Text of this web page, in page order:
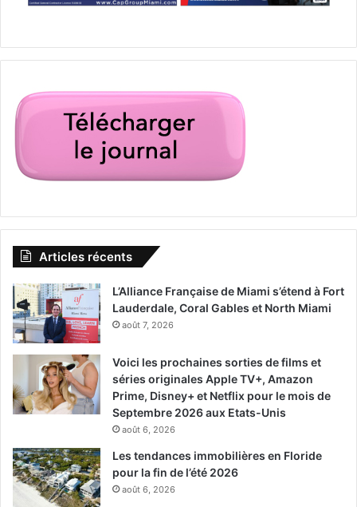
de la musique, des exposions artisanales et diverses
weekends de novembre (vérifiez pour les dates).
Miami Book Fair International
La plus grande foire du livre de Floridese déroule du 16
au 23 novembre dans le centre de Miami, avec la
stands dans la rue est un événement très populaire dans
Downtown Miami.
American Sand Sculpting
Championship
Une tradition à Fort Myers Beach qui attire chaque année
des milliers de visiteurs venant admirer cechampionnat
de sculptures sur sable . En 2025, le festival se déroulera
www.courrierdesameriques.com
Articles récents
L’Alliance Française de Miami s’étend à Fort
Lauderdale, Coral Gables et North Miami
août 7, 2026
Voici les prochaines sorties de films et
séries originales Apple TV+, Amazon
Prime, Disney+ et Netflix pour le mois de
Septembre 2026 aux Etats-Unis
août 6, 2026
Les tendances immobilières en Floride
pour la fin de l’été 2026
août 6, 2026